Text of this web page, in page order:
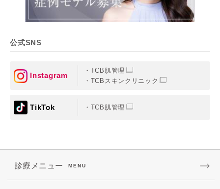
公式SNS
Instagram
TCB肌管理
TCBスキンクリニック
TikTok TCB肌管理
診療メニュー MENU